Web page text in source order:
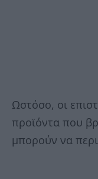
Ωστόσο, οι
προϊόντα που
μπορούν να